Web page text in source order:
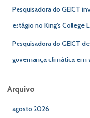
Pesquisadora do GEICT
estágio no King’s College
Pesquisadora do GEICT
governança climática em
Arquivo
agosto 2026